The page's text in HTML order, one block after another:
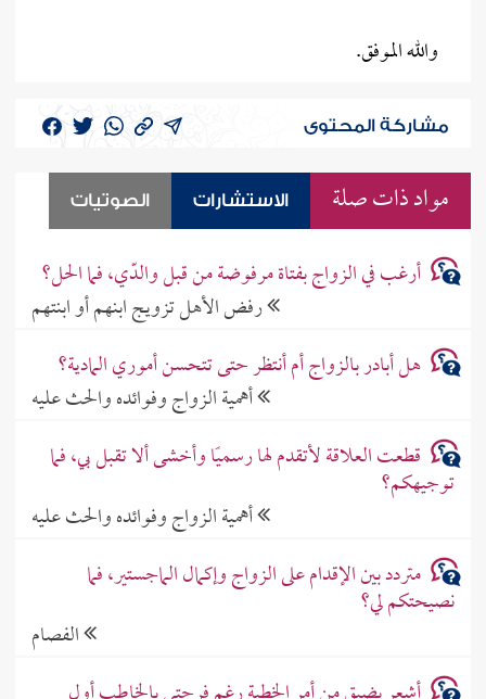
والله الموفق.
مشاركة المحتوى
مواد ذات صلة الاستشارات الصوتيات
أرغب في الزواج بفتاة مرفوضة من قبل والدّي، فما الحل؟
رفض الأهل تزويج ابنهم أو ابنتهم
هل أبادر بالزواج أم أنتظر حتى تتحسن أموري المادية؟
أهمية الزواج وفوائده والحث عليه
قطعت العلاقة لأتقدم لها رسميًا وأخشى ألا تقبل بي، فما
توجيهكم؟
أهمية الزواج وفوائده والحث عليه
متردد بين الإقدام على الزواج وإكمال الماجستير، فما
نصيحتكم لي؟
الفصام